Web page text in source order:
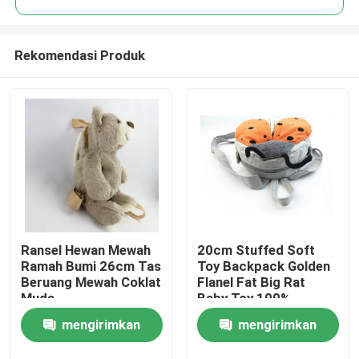
Rumah
Produk
Rekomendasi Produk
Ransel Hewan Mewah
Ramah Bumi 26cm Tas
Beruang Mewah Coklat
Muda
mengirimkan
20cm Stuffed Soft
Toy Backpack Golden
Flanel Fat Big Rat
Baby Toy 100%
Polyester
mengirimkan